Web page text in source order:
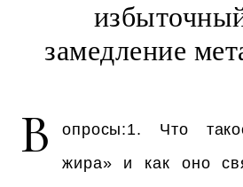
замедление
В
опросы:1. Что
жира» и как оно